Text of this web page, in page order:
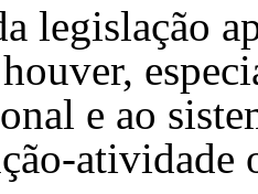
legislação
e ao
atividade